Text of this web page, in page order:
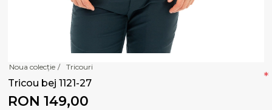
Noua colecție / Tricouri
Tricou bej 1121-27
RON 149,00
*